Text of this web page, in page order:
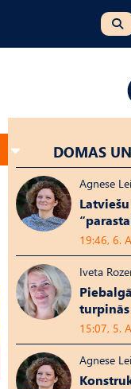
DOMAS
Agnese
19:46, 6.
Iveta
turpinās
15:07, 5.
Agnese